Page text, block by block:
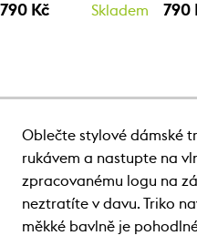
790 Kč Skladem 790
Oblečte stylové dámské
rukávem a nastupte na
zpracovanému logu na
neztratíte v davu. Triko
měkké bavlně je